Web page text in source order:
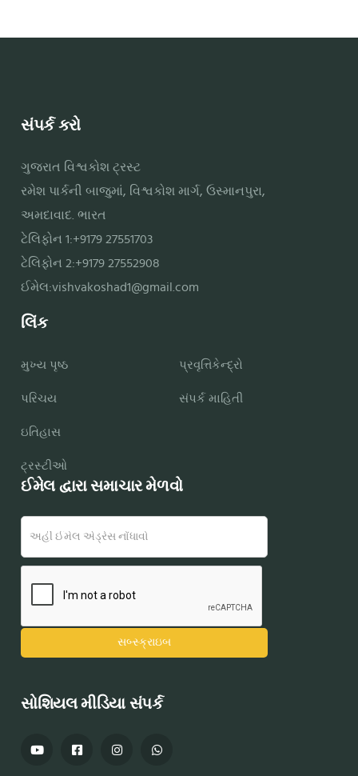
સંપર્ક કરો
ગુજરાત વિશ્વકોશ ટ્રસ્ટ
રમેશ પાર્કની બાજુમાં, વિશ્વકોશ માર્ગ, ઉસ્માનપુરા,
અમદાવાદ. ભારત
ટેલિફોન 1:+9179 27551703
ટેલિફોન 2:+9179 27552908
ઈમેલ:vishvakoshad1@gmail.com
લિંક
મુખ્ય પૃષ્ઠ
પરિચય
ઇતિહાસ
ટ્રસ્ટીઓ
પ્રવૃત્તિકેન્દ્રો
સંપર્ક માહિતી
ઈમેલ દ્વારા સમાચાર મેળવો
સોશિયલ મીડિયા સંપર્ક